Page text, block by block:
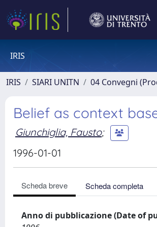
IRIS
IRIS SIARI UNITN 04 Convegni
Belief as context
Giunchiglia, Fausto;
1996-01-01
Scheda breve Scheda completa
Anno di pubblicazione (Date of